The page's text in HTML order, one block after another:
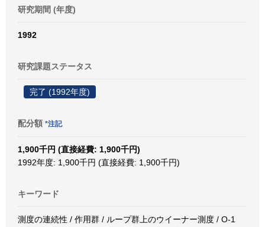
研究期間 (年度)
1992
研究課題ステータス
完了 (1992年度)
配分額 *注記
1,900千円 (直接経費: 1,900千円)
1992年度: 1,900千円 (直接経費: 1,900千円)
キーワード
測度の連続性 / 作用群 / ループ群上のウイーナー測度 / O-1